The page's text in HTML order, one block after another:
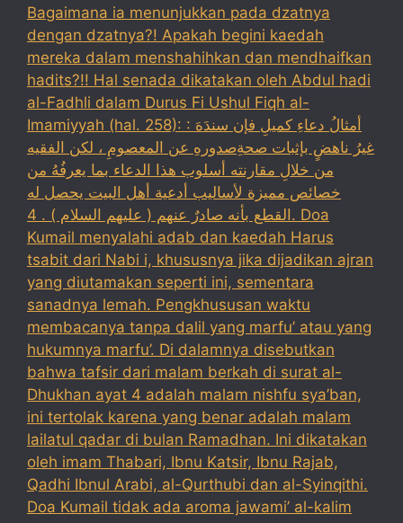
Bagaimana ia menunjukkan pada dzatnya
dengan dzatnya?! Apakah begini kaedah
mereka dalam menshahihkan dan mendhaifkan
hadits?!! Hal senada dikatakan oleh Abdul hadi
al-Fadhli dalam Durus Fi Ushul Fiqh al-
Imamiyyah (hal. 258): : أمثالُ دعاءِ كميلِ فإن سندَهَ
غيرُ ناهضٍ بإثبات صحةِصدورهِ عن المعصومِ ، لكن الفقيه
من خلالِ مقارنته أسلوب هذا الدعاء بما يعرفُهُ من
خصائص مميزة لأساليب أدعية أهل البيت يحصل له
القطع بأنه صادرٌ عنهم ( عليهم السلام ) . 4. Doa
Kumail menyalahi adab dan kaedah Harus
tsabit dari Nabi i, khususnya jika dijadikan ajran
yang diutamakan seperti ini, sementara
sanadnya lemah. Pengkhususan waktu
membacanya tanpa dalil yang marfu’ atau yang
hukumnya marfu’. Di dalamnya disebutkan
bahwa tafsir dari malam berkah di surat al-
Dhukhan ayat 4 adalah malam nishfu sya’ban,
ini tertolak karena yang benar adalah malam
lailatul qadar di bulan Ramadhan. Ini dikatakan
oleh imam Thabari, Ibnu Katsir, Ibnu Rajab,
Qadhi Ibnul Arabi, al-Qurthubi dan al-Syinqithi.
Doa Kumail tidak ada aroma jawami’ al-kalim